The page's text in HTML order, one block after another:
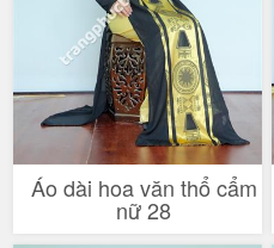
Áo dài hoa văn thổ cẩm
nữ 28